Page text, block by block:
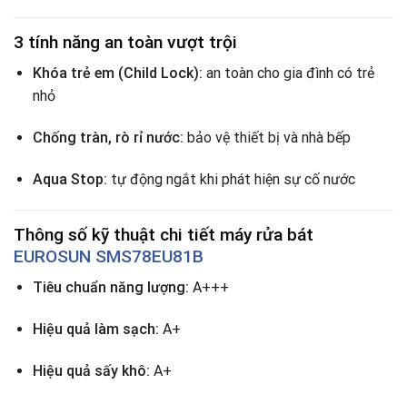
3 tính năng an toàn vượt trội
Khóa trẻ em (Child Lock): an toàn cho gia đình có trẻ
nhỏ
Chống tràn, rò rỉ nước: bảo vệ thiết bị và nhà bếp
Aqua Stop: tự động ngắt khi phát hiện sự cố nước
Thông số kỹ thuật chi tiết máy rửa bát
EUROSUN SMS78EU81B
Tiêu chuẩn năng lượng: A+++
Hiệu quả làm sạch: A+
Hiệu quả sấy khô: A+